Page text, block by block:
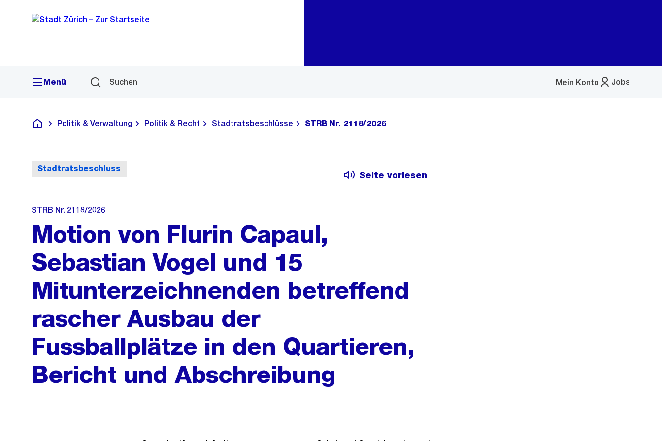
Navigation
Sprunglink
Menü Suchen Jobs
Mein Konto
Menü
Deutsch
Politik & Verwaltung Politik & Recht Stadtratsbeschlüsse STRB Nr. 2118/2026
Stadtratsbeschluss
Seite vorlesen
STRB Nr. 2118/2026
Motion von Flurin Capaul,
Sebastian Vogel und 15
Mitunterzeichnenden betreffend
rascher Ausbau der
Fussballplätze in den Quartieren,
Bericht und Abschreibung